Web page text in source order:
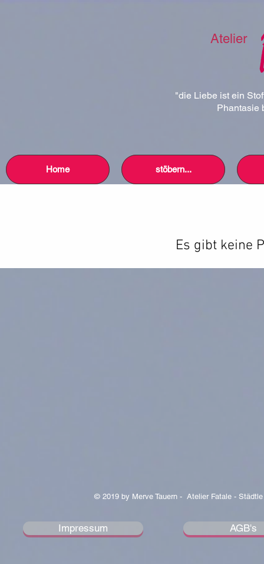
Atelier
"die Liebe ist ein
Phantasie
Home stöbern...
Es gibt keine
© 2019 by Merve Tauern - Atelier Fatale -
Impressum AGB's